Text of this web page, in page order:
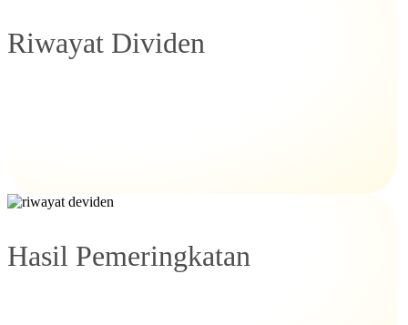
Riwayat Dividen
Hasil Pemeringkatan